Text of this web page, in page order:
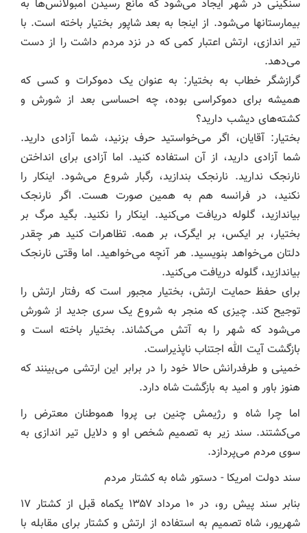
سنگینی در شهر ایجاد می‌شود که مانع رسیدن آمبولانس‌ها به
بیمارستانها می‌شود. از اینجا به بعد شاپور بختیار باخته است. با
تیر اندازی، ارتش اعتبار کمی که در نزد مردم داشت را از دست
می‌دهد.
گرازشگر خطاب به بختیار: به عنوان یک دموکرات و کسی که
همیشه برای دموکراسی بوده، چه احساسی بعد از شورش و
کشته‌های دیشب دارید؟
بختیار: آقایان، اگر می‌خواستید حرف بزنید، شما آزادی دارید.
شما آزادی دارید، از آن استفاده کنید. اما آزادی برای انداختن
نارنجک ندارید. نارنجک بندازید، رگبار شروع می‌شود. اینکار را
نکنید، در فرانسه هم به همین صورت هست. اگر نارنجک
بیاندازید، گلوله دریافت می‌کنید. اینکار را نکنید. بگید مرگ بر
بختیار، بر ایکس، بر ایگرک، بر همه. تظاهرات کنید هر چقدر
دلتان می‌خواهد بنویسید. هر آنچه می‌خواهید. اما وقتی نارنجک
بیاندازید، گلوله دریافت می‌کنید.
برای حفظ حمایت ارتش، بختیار مجبور است که رفتار ارتش را
توجیح کند. چیزی که منجر به شروع یک سری جدید از شورش
می‌شود که شهر را به آتش می‌کشاند. بختیار باخته است و
بازگشت آیت الله اجتناب ناپذیراست.
خمینی و طرفدرانش حالا خود را در برابر این ارتشی می‌بینند که
هنوز باور و امید به بازگشت شاه دارد.
اما چرا شاه و رژیمش چنین بی پروا هموطنان معترض را
می‌کشتند. سند زیر به تصمیم شخص او و دلایل تیر اندازی به
سوی مردم می‌پردازد.
سند دولت امریکا - دستور شاه به کشتار مردم
بنابر سند پیش رو، در ۱۰ مرداد ۱۳۵۷ یکماه قبل از کشتار ۱۷
شهریور، شاه تصمیم به استفاده از ارتش و کشتار برای مقابله با